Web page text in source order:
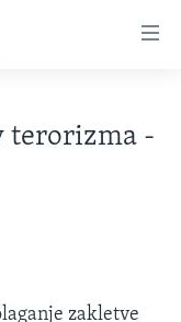
terorizma -
zakletve